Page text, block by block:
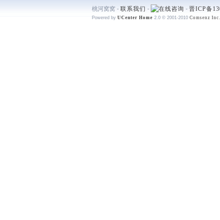
桃河窝窝 - 联系我们 - - 晋ICP备
Powered by UCenter Home 2.0 © 2001-2010 Comsenz Inc.